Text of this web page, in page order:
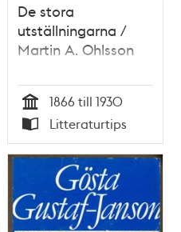
De stora
utställningarna /
Martin A. Ohlsson
Tid
1866 till 1930
Typ
Litteraturtips